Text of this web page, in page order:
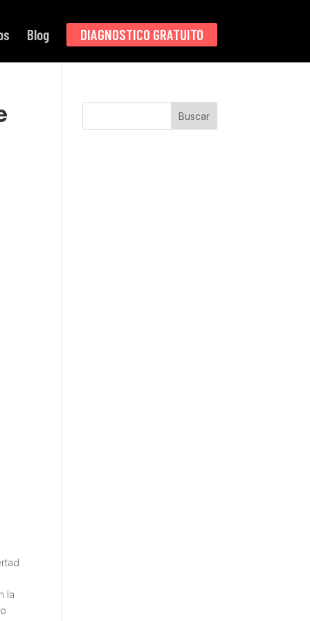
Blog DIAGNOSTICO GRATUITO
la
Buscar